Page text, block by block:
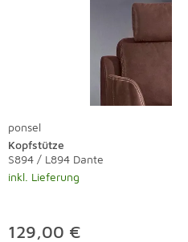
ponsel
Kopfstütze
S894 / L894 Dante
inkl. Lieferung
129,00 €